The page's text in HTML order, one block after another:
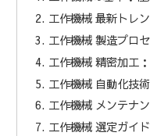
工作機械 最新トレ
工作機械 製造プロ
工作機械 精密加工
工作機械 自動化技
工作機械 メンテナ
工作機械 選定ガイ